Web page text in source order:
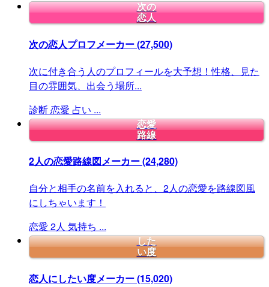
次の
恋人
次の恋人プロフメーカー(27,500)
次に付き合う人のプロフィールを大予想！性格、見た
目の雰囲気、出会う場所...
診断恋愛 占い ...
恋愛
路線
2人の恋愛路線図メーカー(24,280)
自分と相手の名前を入れると、2人の恋愛を路線図風
にしちゃいます！
恋愛 2人 気持ち ...
した
い度
恋人にしたい度メーカー(15,020)